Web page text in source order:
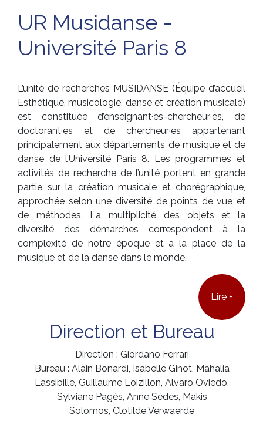
UR Musidanse -
Université Paris 8
L’unité de recherches MUSIDANSE (Équipe d’accueil
Esthétique, musicologie, danse et création musicale)
est constituée d’enseignant·es-chercheur·es, de
doctorant·es et de chercheur·es appartenant
principalement aux départements de musique et de
danse de l’Université Paris 8. Les programmes et
activités de recherche de l’unité portent en grande
partie sur la création musicale et chorégraphique,
approchée selon une diversité de points de vue et
de méthodes. La multiplicité des objets et la
diversité des démarches correspondent à la
complexité de notre époque et à la place de la
musique et de la danse dans le monde.
Lire +
Direction et Bureau
Direction : Giordano Ferrari
Bureau : Alain Bonardi, Isabelle Ginot, Mahalia
Lassibille, Guillaume Loizillon, Alvaro Oviedo,
Sylviane Pagès, Anne Sèdes, Makis
Solomos, Clotilde Verwaerde